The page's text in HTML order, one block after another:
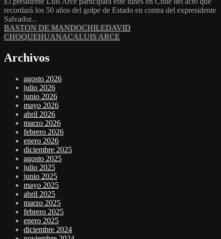
recordará los 50 años del golpe de Estado en contra del expresidente
Salvador...
BASTON DE MANDOCHILEDAVID
CHOQUEHUANACALUIS ARCE
Archivos
agosto 2026
julio 2026
junio 2026
mayo 2026
abril 2026
marzo 2026
febrero 2026
enero 2026
diciembre 2025
agosto 2025
julio 2025
junio 2025
mayo 2025
abril 2025
marzo 2025
febrero 2025
enero 2025
diciembre 2024